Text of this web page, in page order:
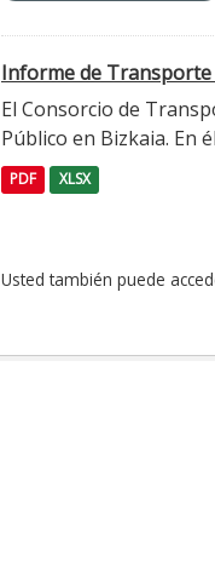
Informe de Transporte
El Consorcio de
Público en Bizkaia. En
PDF XLSX
Usted también puede